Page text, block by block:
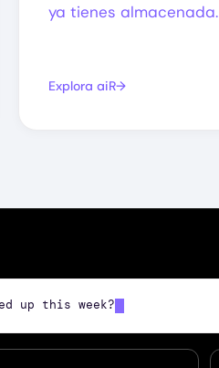
ya tienes almacenada.
Explora aiR